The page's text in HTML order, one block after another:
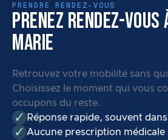
PRENDRE RENDEZ-VOUS
PRENEZ RENDEZ-
MARIE
Retrouvez votre mobilité sans
Choisissez le moment qui vous
occupons du reste.
Réponse rapide, souvent
Aucune prescription médicale